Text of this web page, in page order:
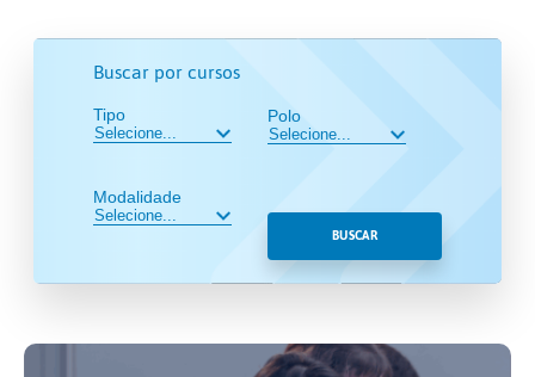
Buscar por cursos
Tipo
Modalidade
Polo
BUSCAR